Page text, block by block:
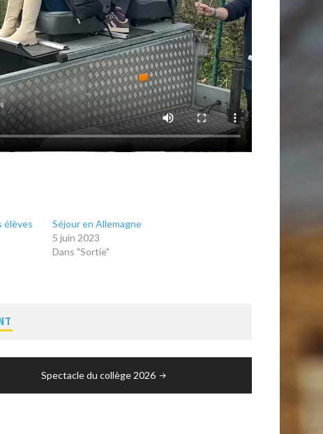
élèves
Séjour en Allemagne
5 juin 2023
Dans "Sortie"
Spectacle du collège 2026